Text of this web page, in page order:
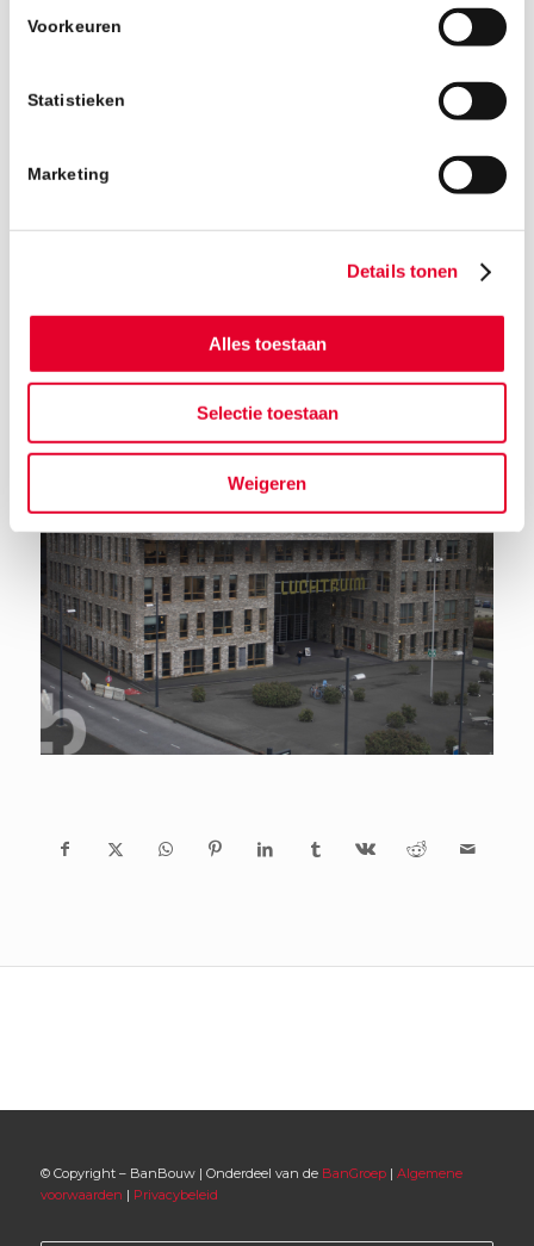
Voorkeuren
Statistieken
Marketing
Details tonen
Alles toestaan
Selectie toestaan
Weigeren
© Copyright – BanBouw | Onderdeel van de BanGroep| Algemene
voorwaarden | Privacybeleid